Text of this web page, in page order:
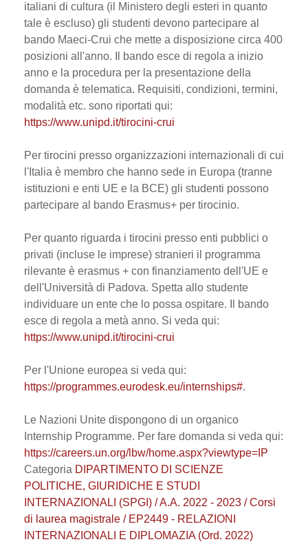
italiani di cultura (il Ministero degli esteri in quanto
tale è escluso) gli studenti devono partecipare al
bando Maeci-Crui che mette a disposizione circa 400
posizioni all'anno. Il bando esce di regola a inizio
anno e la procedura per la presentazione della
domanda è telematica. Requisiti, condizioni, termini,
modalità etc. sono riportati qui:
https://www.unipd.it/tirocini-crui
Per tirocini presso organizzazioni internazionali di cui
l'Italia è membro che hanno sede in Europa (tranne
istituzioni e enti UE e la BCE) gli studenti possono
partecipare al bando Erasmus+ per tirocinio.
Per quanto riguarda i tirocini presso enti pubblici o
privati (incluse le imprese) stranieri il programma
rilevante è erasmus + con finanziamento dell'UE e
dell'Università di Padova. Spetta allo studente
individuare un ente che lo possa ospitare. Il bando
esce di regola a metà anno. Si veda qui:
https://www.unipd.it/tirocini-crui
Per l'Unione europea si veda qui:
https://programmes.eurodesk.eu/internships#.
Le Nazioni Unite dispongono di un organico
Internship Programme. Per fare domanda si veda qui:
https://careers.un.org/lbw/home.aspx?viewtype=IP
Categoria DIPARTIMENTO DI SCIENZE
POLITICHE, GIURIDICHE E STUDI
INTERNAZIONALI (SPGI) / A.A. 2022 - 2023 / Corsi
di laurea magistrale / EP2449 - RELAZIONI
INTERNAZIONALI E DIPLOMAZIA (Ord. 2022)